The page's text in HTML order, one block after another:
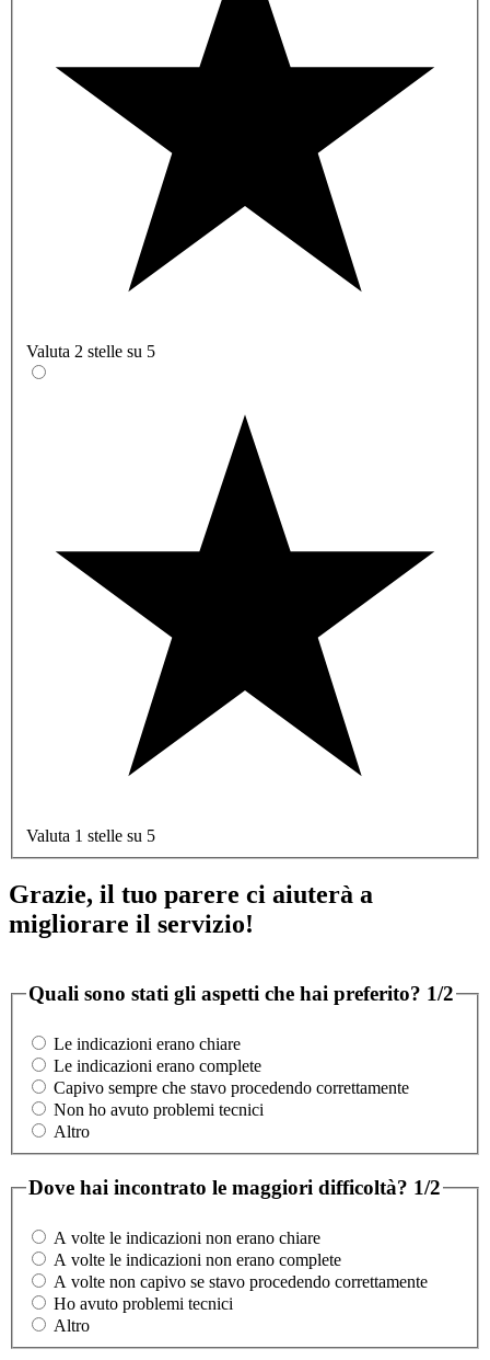
Valuta 2 stelle su 5
Valuta 1 stelle su 5
Grazie, il tuo parere ci aiuterà a
migliorare il servizio!
Quali sono stati gli aspetti che hai preferito? 1/2
Le indicazioni erano chiare
Le indicazioni erano complete
Capivo sempre che stavo procedendo correttamente
Non ho avuto problemi tecnici
Altro
Dove hai incontrato le maggiori difficoltà? 1/2
A volte le indicazioni non erano chiare
A volte le indicazioni non erano complete
A volte non capivo se stavo procedendo correttamente
Ho avuto problemi tecnici
Altro